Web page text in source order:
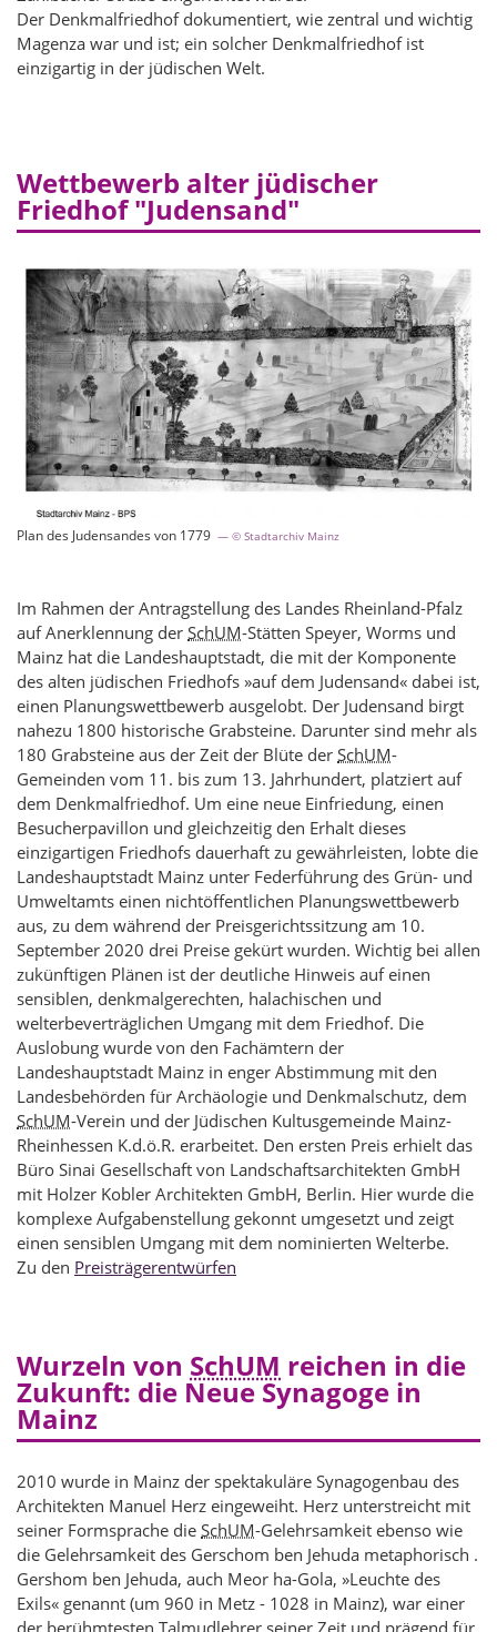
Der Denkmalfriedhof dokumentiert, wie zentral und wichtig
Magenza war und ist; ein solcher Denkmalfriedhof ist
einzigartig in der jüdischen Welt.
Wettbewerb alter jüdischer
Friedhof "Judensand"
Plan des Judensandes von 1779 © Stadtarchiv Mainz
Im Rahmen der Antragstellung des Landes Rheinland-Pfalz
auf Anerklennung der SchUM-Stätten Speyer, Worms und
Mainz hat die Landeshauptstadt, die mit der Komponente
des alten jüdischen Friedhofs »auf dem Judensand« dabei ist,
einen Planungswettbewerb ausgelobt. Der Judensand birgt
nahezu 1800 historische Grabsteine. Darunter sind mehr als
180 Grabsteine aus der Zeit der Blüte der SchUM-
Gemeinden vom 11. bis zum 13. Jahrhundert, platziert auf
dem Denkmalfriedhof. Um eine neue Einfriedung, einen
Besucherpavillon und gleichzeitig den Erhalt dieses
einzigartigen Friedhofs dauerhaft zu gewährleisten, lobte die
Landeshauptstadt Mainz unter Federführung des Grün- und
Umweltamts einen nichtöffentlichen Planungswettbewerb
aus, zu dem während der Preisgerichtssitzung am 10.
September 2020 drei Preise gekürt wurden. Wichtig bei allen
zukünftigen Plänen ist der deutliche Hinweis auf einen
sensiblen, denkmalgerechten, halachischen und
welterbeverträglichen Umgang mit dem Friedhof. Die
Auslobung wurde von den Fachämtern der
Landeshauptstadt Mainz in enger Abstimmung mit den
Landesbehörden für Archäologie und Denkmalschutz, dem
SchUM-Verein und der Jüdischen Kultusgemeinde Mainz-
Rheinhessen K.d.ö.R. erarbeitet. Den ersten Preis erhielt das
Büro Sinai Gesellschaft von Landschaftsarchitekten GmbH
mit Holzer Kobler Architekten GmbH, Berlin. Hier wurde die
komplexe Aufgabenstellung gekonnt umgesetzt und zeigt
einen sensiblen Umgang mit dem nominierten Welterbe.
Zu den Preisträgerentwürfen
Wurzeln von SchUM reichen in die
Zukunft: die Neue Synagoge in
Mainz
2010 wurde in Mainz der spektakuläre Synagogenbau des
Architekten Manuel Herz eingeweiht. Herz unterstreicht mit
seiner Formsprache die SchUM-Gelehrsamkeit ebenso wie
die Gelehrsamkeit des Gerschom ben Jehuda metaphorisch .
Gershom ben Jehuda, auch Meor ha-Gola, »Leuchte des
Exils« genannt (um 960 in Metz - 1028 in Mainz), war einer
der berühmtesten Talmudlehrer seiner Zeit und prägend für